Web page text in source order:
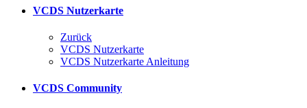
VCDS Nutzerkarte
Zurück
VCDS Nutzerkarte
VCDS Nutzerkarte Anleitung
VCDS Community